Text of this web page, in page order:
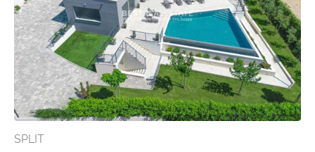
SPLIT